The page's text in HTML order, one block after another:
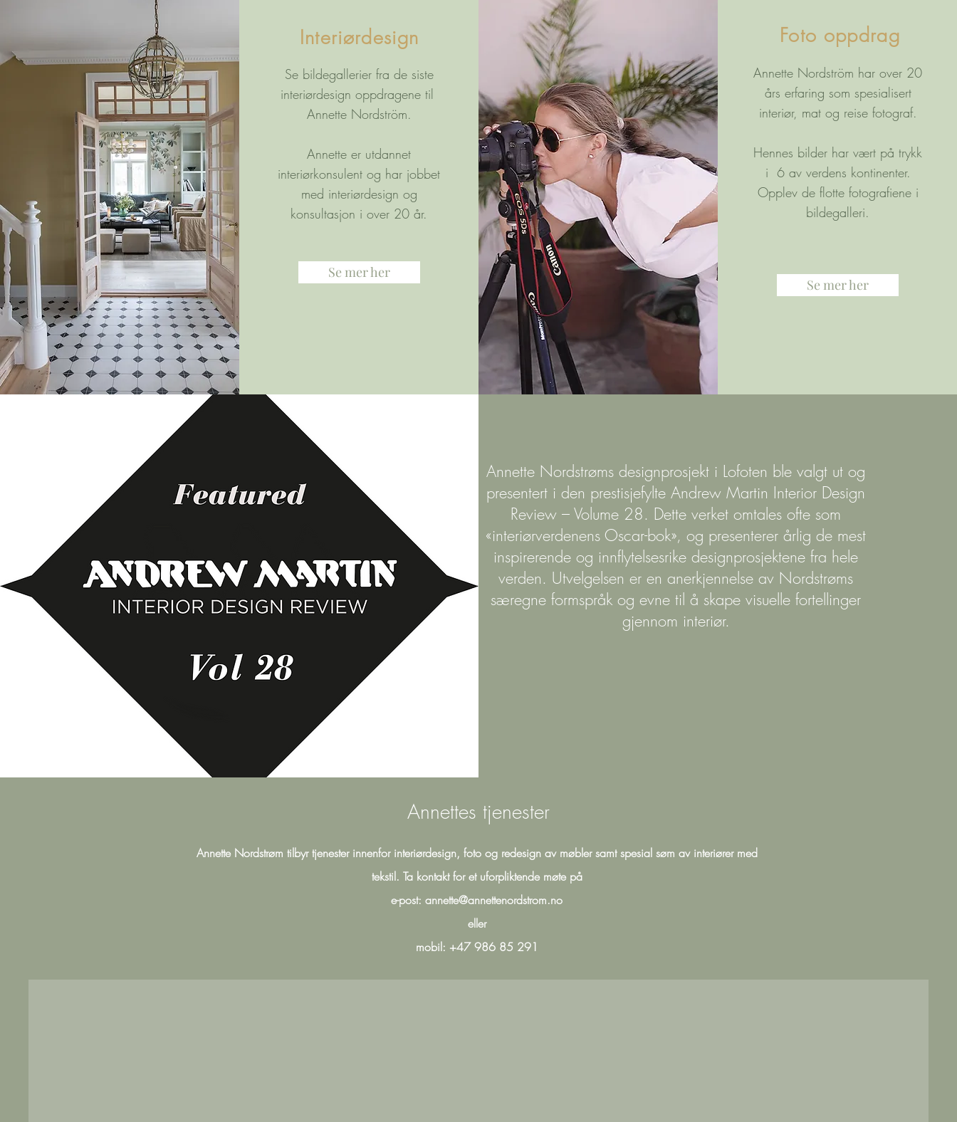
Interiørdesign
Se bildegallerier fra de siste
interiørdesign oppdragene til
Annette Nordström.
Annette er utdannet
interiørkonsulent og har jobbet
med interiørdesign og
konsultasjon i over 20 år.
Se mer her
Foto oppdrag
Annette Nordström har over 20
års erfaring som spesialisert
interiør, mat og reise fotograf.
Hennes bilder har vært på trykk
i 6 av verdens kontinenter.
Opplev de flotte fotografiene i
bildegalleri.
Se mer her
Annette Nordstrøms designprosjekt i Lofoten ble valgt ut og
presentert i den prestisjefylte Andrew Martin Interior Design
Review – Volume 28. Dette verket omtales ofte som
«interiørverdenens Oscar-bok», og presenterer årlig de mest
inspirerende og innflytelsesrike designprosjektene fra hele
verden. Utvelgelsen er en anerkjennelse av Nordstrøms
særegne formspråk og evne til å skape visuelle fortellinger
gjennom interiør.
Annettes tjenester
Annette Nordstrøm tilbyr tjenester innenfor interiørdesign, foto og redesign av møbler samt spesial søm av interiører med
tekstil. Ta kontakt for et uforpliktende møte på
e-post: annette@annettenordstrom.no
eller
mobil: +47 986 85 291